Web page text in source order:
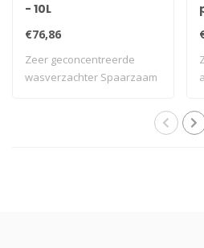
- 10L
€76,86
Zeer geconcentreerde
wasverzachter Spaarzaam